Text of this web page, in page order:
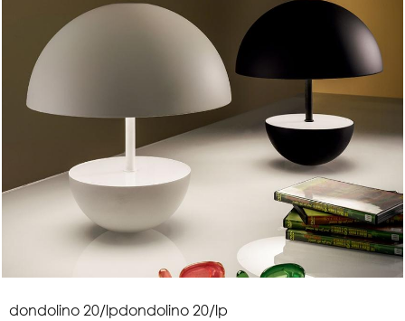
dondolino 20/lpdondolino 20/lp